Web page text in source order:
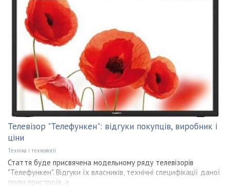
Телевізор "Телефункен": відгуки покупців, виробник і
ціни
Техніка і технології
Стаття буде присвячена модельному ряду телевізорів
"Телефункен". Відгуки їх власників, технічні специфікації даної
групи пристроїв, а